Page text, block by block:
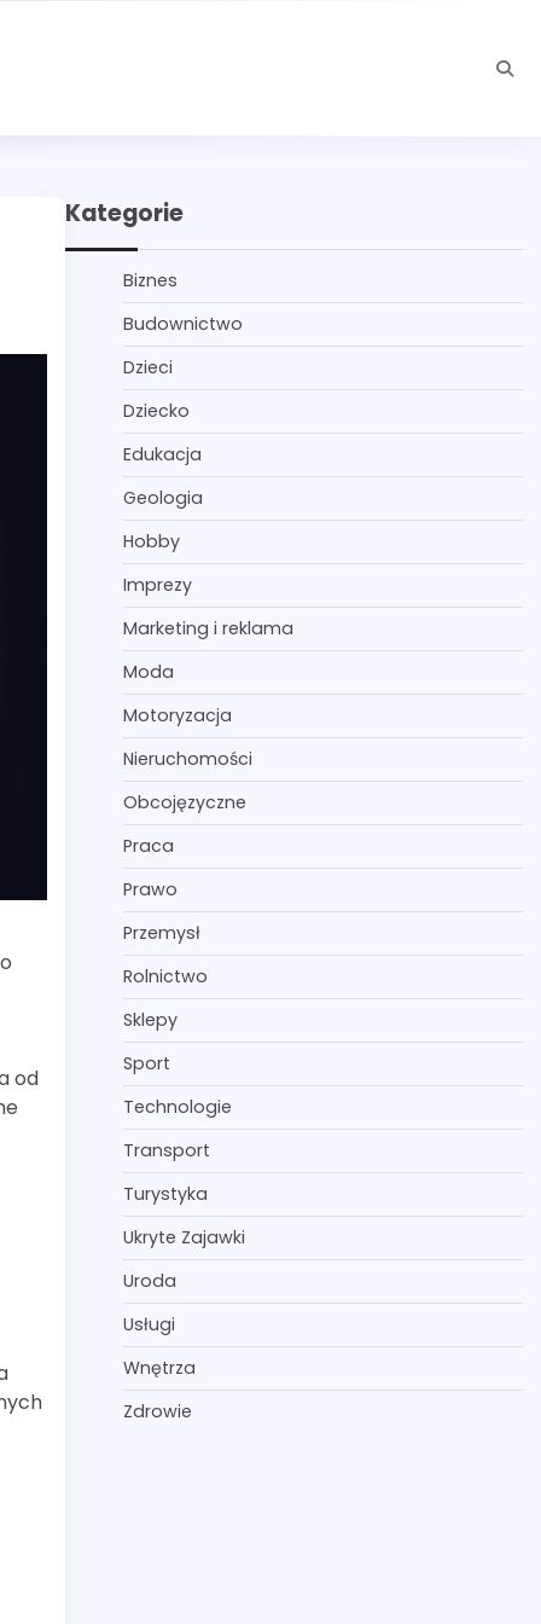
od
Kategorie
Biznes
Budownictwo
Dzieci
Dziecko
Edukacja
Geologia
Hobby
Imprezy
Marketing i reklama
Moda
Motoryzacja
Nieruchomości
Obcojęzyczne
Praca
Prawo
Przemysł
Rolnictwo
Sklepy
Sport
Technologie
Transport
Turystyka
Ukryte Zajawki
Uroda
Usługi
Wnętrza
Zdrowie